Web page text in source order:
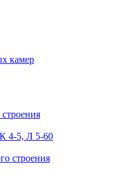
камер
4-5, Л 5-60
строения